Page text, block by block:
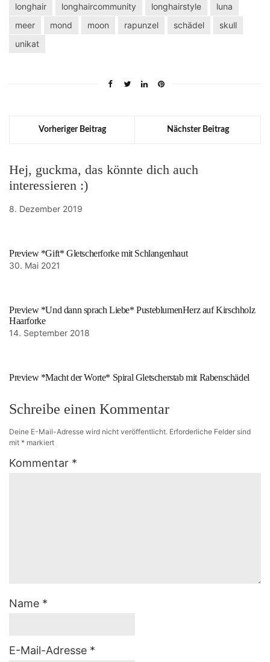
longhair
longhaircommunity longhairstyle
luna
meer
mond moon rapunzel schädel
skull
unikat
Vorheriger Beitrag Nächster Beitrag
Hej, guckma, das könnte dich auch
interessieren :)
8. Dezember 2019
Preview *Gift* Gletscherforke mit Schlangenhaut
30. Mai 2021
Preview *Und dann sprach Liebe* PusteblumenHerz auf Kirschholz
Haarforke
14. September 2018
Preview *Macht der Worte* Spiral Gletscherstab mit Rabenschädel
Schreibe einen Kommentar
Deine E-Mail-Adresse wird nicht veröffentlicht. Erforderliche Felder sind
mit * markiert
Kommentar *
Name *
E-Mail-Adresse *